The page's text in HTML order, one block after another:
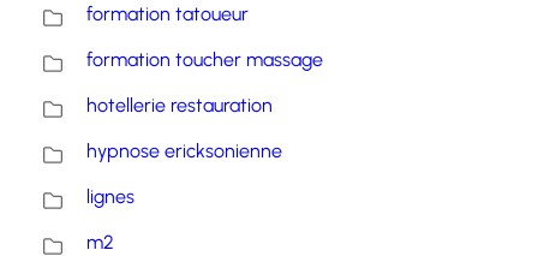
formation tatoueur
formation toucher massage
hotellerie restauration
hypnose ericksonienne
lignes
m2